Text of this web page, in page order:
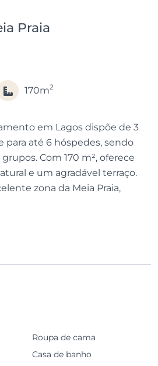
Praia
170m2
em Lagos dispõe de 3
para até 6 hóspedes, sendo
Com 170 m², oferece
e um agradável terraço.
zona da Meia Praia,
e de supermercados,
Wi-Fi, piscina partilhada,
equipada, perfeito para
equipada
Roupa de cama
Casa de banho